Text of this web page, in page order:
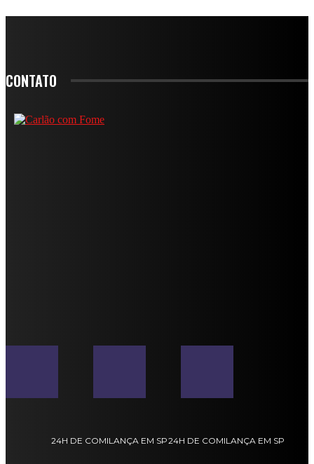
CONTATO
24H DE COMILANÇA EM SP24H DE COMILANÇA EM SP